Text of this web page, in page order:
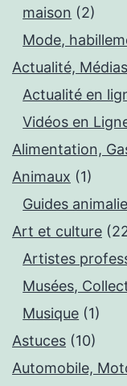
maison (2)
Mode,
Actualité, Médias
Actualité en
Vidéos en
Alimentation,
Animaux (1)
Guides
Art et culture
Artistes
Musées,
Musique (1)
Astuces (10)
Automobile,